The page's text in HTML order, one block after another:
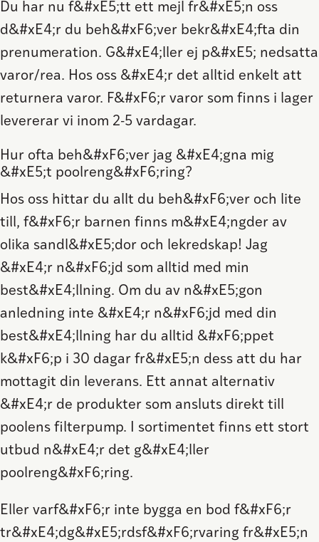
Du har nu f&#xE5;tt ett mejl fr&#xE5;n oss
d&#xE4;r du beh&#xF6;ver bekr&#xE4;fta din
prenumeration. G&#xE4;ller ej p&#xE5; nedsatta
varor/rea. Hos oss &#xE4;r det alltid enkelt att
returnera varor. F&#xF6;r varor som finns i lager
levererar vi inom 2-5 vardagar.
Hur ofta beh&#xF6;ver jag &#xE4;gna mig
&#xE5;t poolreng&#xF6;ring?
Hos oss hittar du allt du beh&#xF6;ver och lite
till, f&#xF6;r barnen finns m&#xE4;ngder av
olika sandl&#xE5;dor och lekredskap! Jag
&#xE4;r n&#xF6;jd som alltid med min
best&#xE4;llning. Om du av n&#xE5;gon
anledning inte &#xE4;r n&#xF6;jd med din
best&#xE4;llning har du alltid &#xF6;ppet
k&#xF6;p i 30 dagar fr&#xE5;n dess att du har
mottagit din leverans. Ett annat alternativ
&#xE4;r de produkter som ansluts direkt till
poolens filterpump. I sortimentet finns ett stort
utbud n&#xE4;r det g&#xE4;ller
poolreng&#xF6;ring.
Eller varf&#xF6;r inte bygga en bod f&#xF6;r
tr&#xE4;dg&#xE5;rdsf&#xF6;rvaring fr&#xE5;n